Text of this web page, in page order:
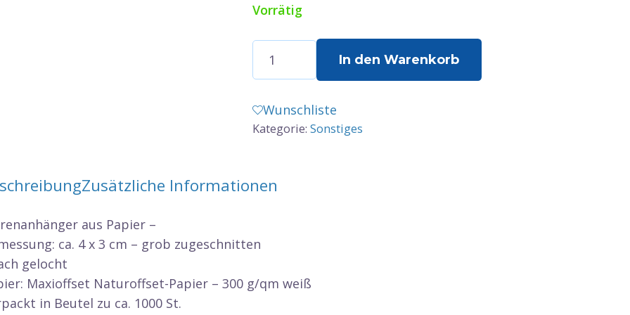
Vorrätig
Karton
-
ca.
-
St.
In den Warenkorb
Wunschliste
Kategorie:Sonstiges
Zusätzliche Informationen
aus Papier –
ca. 4 x 3 cm – grob zugeschnitten
gelocht
Maxioffset Naturoffset-Papier – 300 g/qm weiß
in Beutel zu ca. 1000 St.